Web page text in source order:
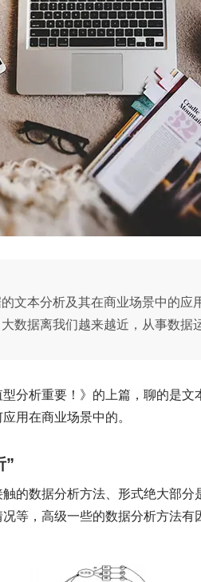
文本分析及其在商业场景中的应
数据离我们越来越近，从事数据
分析重要！》的上篇，聊的是
用在商业场景中的。
”
的数据分析方法、形式绝大部
等，高级一些的数据分析方法